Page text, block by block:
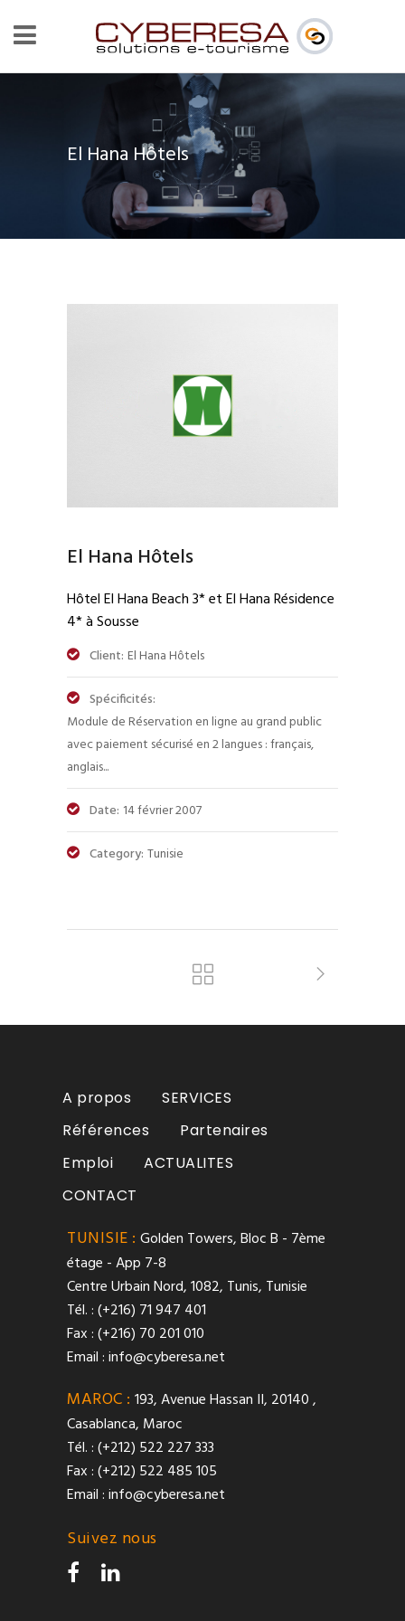
El Hana Hôtels
El Hana Hôtels
Hôtel El Hana Beach 3* et El Hana Résidence
4* à Sousse
Client: El Hana Hôtels
Spécificités:
Module de Réservation en ligne au grand public
avec paiement sécurisé en 2 langues : français,
anglais...
Date: 14 février 2007
Category: Tunisie
A propos
SERVICES
Références
Partenaires
Emploi
ACTUALITES
CONTACT
TUNISIE : Golden Towers, Bloc B - 7ème
étage - App 7-8
Centre Urbain Nord, 1082, Tunis, Tunisie
Tél. : (+216) 71 947 401
Fax : (+216) 70 201 010
Email :info@cyberesa.net
MAROC : 193, Avenue Hassan II, 20140 ,
Casablanca, Maroc
Tél. : (+212) 522 227 333
Fax : (+212) 522 485 105
Email :info@cyberesa.net
Suivez nous